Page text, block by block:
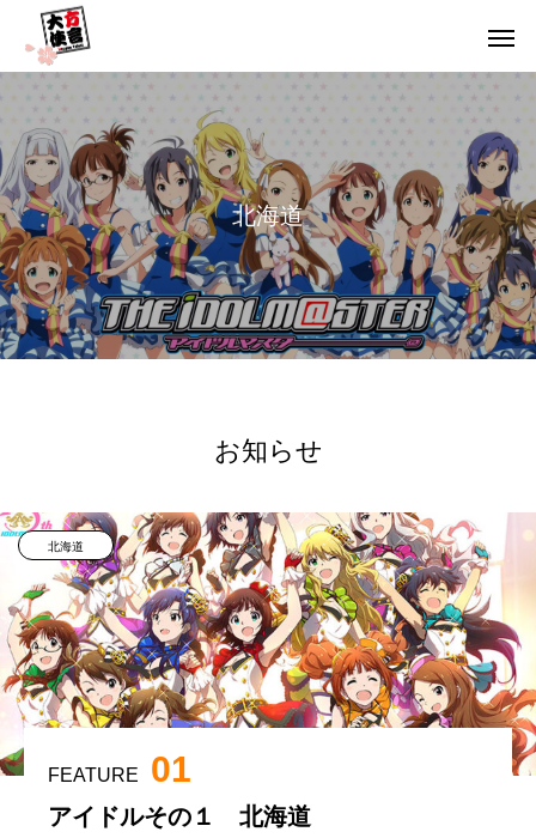
北海道
お知らせ
北海道
FEATURE 01
アイドルその１ 北海道